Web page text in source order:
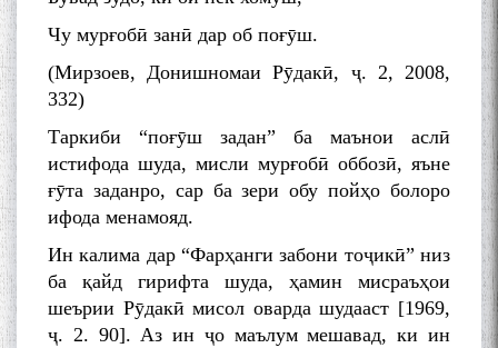
Чу мурғобӣ занӣ дар об поғӯш.
(Мирзоев, Донишномаи Рӯдакӣ, ҷ. 2, 2008,
332)
Таркиби “поғӯш задан” ба маънои аслӣ
истифода шуда, мисли мурғобӣ оббозӣ, яъне
ғӯта заданро, сар ба зери обу пойҳо болоро
ифода менамояд.
Ин калима дар “Фарҳанги забони тоҷикӣ” низ
ба қайд гирифта шуда, ҳамин мисраъҳои
шеърии Рӯдакӣ мисол оварда шудааст [1969,
ҷ. 2. 90]. Аз ин ҷо маълум мешавад, ки ин